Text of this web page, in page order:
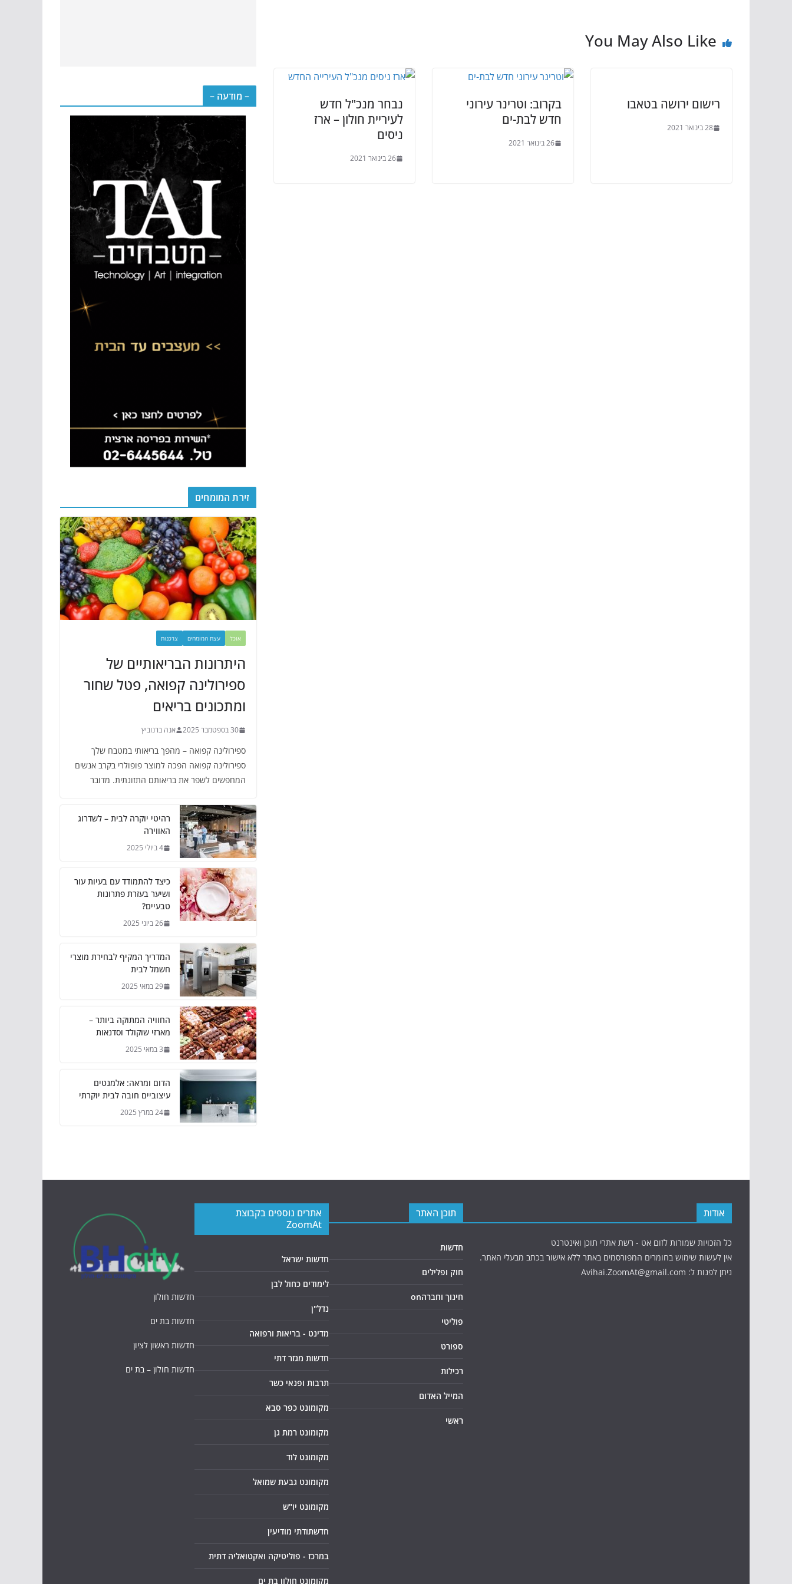
You May Also Like
רישום ירושה בטאבו
28 בינואר 2021
בקרוב: וטרינר עירוני
חדש לבת-ים
26 בינואר 2021
נבחר מנכ"ל חדש
לעיריית חולון – ארז
ניסים
26 בינואר 2021
– מודעה –
זירת המומחים
אוכל עצת המומחים צרכנות
היתרונות הבריאותיים של
ספירולינה קפואה, פטל שחור
ומתכונים בריאים
30 בספטמבר 2025 אנה ברנוביץ
ספירולינה קפואה – מהפך בריאותי במטבח שלך
ספירולינה קפואה הפכה למוצר פופולרי בקרב אנשים
המחפשים לשפר את בריאותם התזונתית. מדובר
רהיטי יוקרה לבית – לשדרוג
האווירה
4 ביולי 2025
כיצד להתמודד עם בעיות עור
ושיער בעזרת פתרונות
טבעיים?
26 ביוני 2025
המדריך המקיף לבחירת מוצרי
חשמל לבית
29 במאי 2025
החוויה המתוקה ביותר –
מארזי שוקולד וסדנאות
3 במאי 2025
הדום ומראה: אלמנטים
עיצוביים חובה לבית יוקרתי
24 במרץ 2025
אודות
כל הזכויות שמורות לזום אט - רשת אתרי תוכן ואינטרנט
אין לעשות שימוש בחומרים המפורסמים באתר ללא אישור בכתב מבעלי האתר.
ניתן לפנות ל: Avihai.ZoomAt@gmail.com
תוכן האתר
חדשות
חוק ופלילים
חינוך וחברהon
פוליטי
ספורט
רכילות
המייל האדום
ראשי
אתרים נוספים בקבוצת
ZoomAt
חדשות ישראל
לימודים כחול לבן
נדל"ן
מדינט - בריאות ורפואה
חדשות מגזר דתי
תרבות ופנאי כשר
מקומונט כפר סבא
מקומונט רמת גן
מקומונט לוד
מקומונט גבעת שמואל
מקומונט יו"ש
חדשתודתי מודיעין
במרכז - פוליטיקה ואקטואליה דתית
מקומונט חולון בת ים
חדשות חולון
חדשות בת ים
חדשות ראשון לציון
חדשות חולון – בת ים